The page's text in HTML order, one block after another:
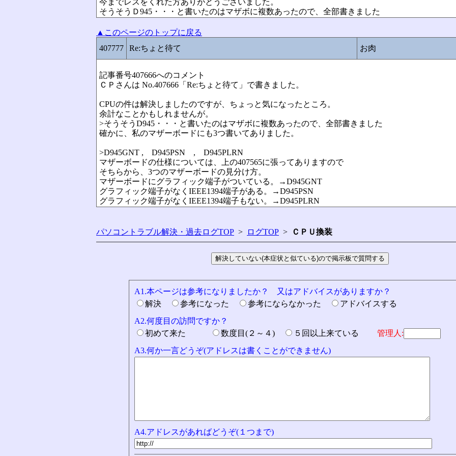
今までレスをくれた方ありがとうございました。
そうそうＤ945・・・と書いたのはマザボに複数あったので、全部書きました
▲このページのトップに戻る
407777
Re:ちょと待て お肉
記事番号407666へのコメント
ＣＰさんは No.407666「Re:ちょと待て」で書きました。
CPUの件は解決しましたのですが、ちょっと気になったところ。
余計なことかもしれませんが。
>そうそうD945・・・と書いたのはマザボに複数あったので、全部書きました
確かに、私のマザーボードにも3つ書いてありました。
>D945GNT , D945PSN , D945PLRN
マザーボードの仕様については、上の407565に張ってありますので
そちらから、3つのマザーボードの見分け方。
マザーボードにグラフィック端子がついている。→D945GNT
グラフィック端子がなくIEEE1394端子がある。→D945PSN
グラフィック端子がなくIEEE1394端子もない。→D945PLRN
パソコントラブル解決・過去ログTOP > ログTOP > ＣＰＵ換装
A1.本ページは参考になりましたか？ 又はアドバイスがありますか？
解決
参考になった 参考にならなかった
アドバイスする
A2.何度目の訪問ですか？
初めて来た
数度目(２～４) ５回以上来ている 管理人:
A3.何か一言どうぞ(アドレスは書くことができません)
A4.アドレスがあればどうぞ(１つまで)